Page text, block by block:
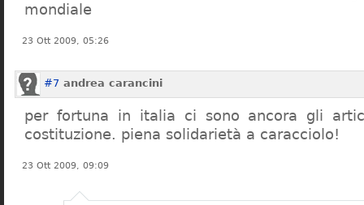
mondiale
23 Ott 2009, 05:26
#7 andrea carancini
per fortuna in italia ci sono ancora gli
costituzione. piena solidarietà a caracciolo!
23 Ott 2009, 09:09